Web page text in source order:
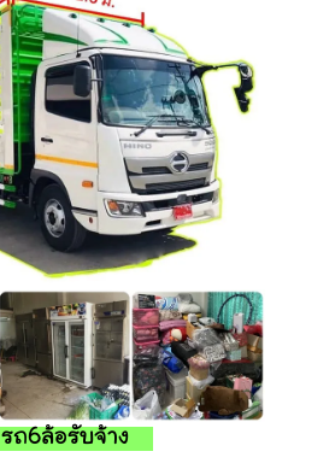
รถ6ล้อรับจ้าง